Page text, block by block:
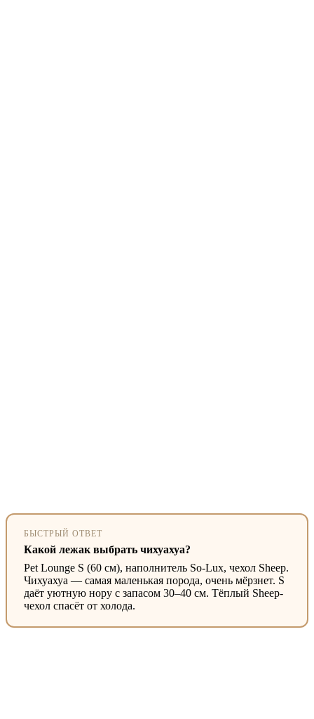
БЫСТРЫЙ ОТВЕТ
Какой лежак выбрать чихуахуа?
Pet Lounge S (60 см), наполнитель So-Lux, чехол Sheep.
Чихуахуа — самая маленькая порода, очень мёрзнет. S
даёт уютную нору с запасом 30–40 см. Тёплый Sheep-
чехол спасёт от холода.